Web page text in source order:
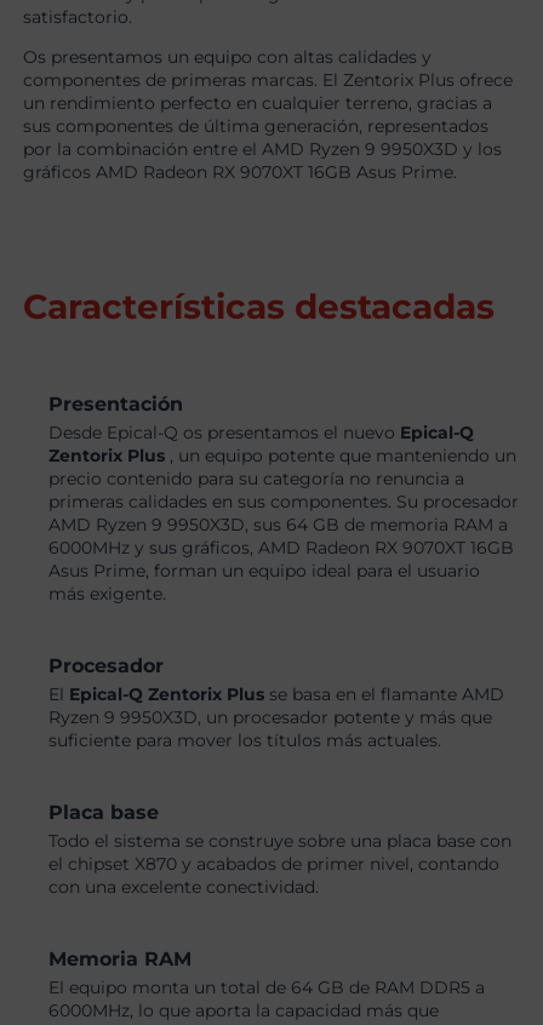
satisfactorio.
Os presentamos un equipo con altas calidades y
componentes de primeras marcas. El Zentorix Plus ofrece
un rendimiento perfecto en cualquier terreno, gracias a
sus componentes de última generación, representados
por la combinación entre el AMD Ryzen 9 9950X3D y los
gráficos AMD Radeon RX 9070XT 16GB Asus Prime.
Características destacadas
Presentación
Desde Epical-Q os presentamos el nuevo Epical-Q
Zentorix Plus , un equipo potente que manteniendo un
precio contenido para su categoría no renuncia a
primeras calidades en sus componentes. Su procesador
AMD Ryzen 9 9950X3D, sus 64 GB de memoria RAM a
6000MHz y sus gráficos, AMD Radeon RX 9070XT 16GB
Asus Prime, forman un equipo ideal para el usuario
más exigente.
Procesador
El Epical-Q Zentorix Plus se basa en el flamante AMD
Ryzen 9 9950X3D, un procesador potente y más que
suficiente para mover los títulos más actuales.
Placa base
Todo el sistema se construye sobre una placa base con
el chipset X870 y acabados de primer nivel, contando
con una excelente conectividad.
Memoria RAM
El equipo monta un total de 64 GB de RAM DDR5 a
6000MHz, lo que aporta la capacidad más que